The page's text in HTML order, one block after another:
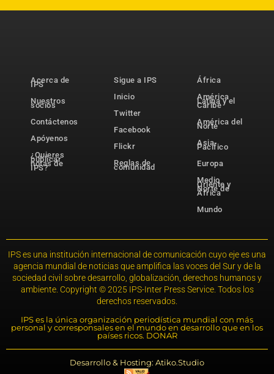
Acerca de
IPS
Nuestros
socios
Contáctenos
Apóyenos
¿Quieres
publicar
notas de
IPS?
Sigue a IPS
Inicio
Twitter
Facebook
Flickr
Reglas de
comunidad
África
América
Latina y el
Caribe
América del
Norte
Asia-
Pacífico
Europa
Medio
Oriente y
Norte de
África
Mundo
IPS es una institución internacional de comunicación cuyo eje es una
agencia mundial de noticias que amplifica las voces del Sur y de la
sociedad civil sobre desarrollo, globalización, derechos humanos y
ambiente. Copyright © 2025 IPS-Inter Press Service. Todos los
derechos reservados.
IPS es la única organización periodística mundial con más
personal y corresponsales en el mundo en desarrollo que en los
países ricos. DONAR
Desarrollo & Hosting: Atiko.Studio